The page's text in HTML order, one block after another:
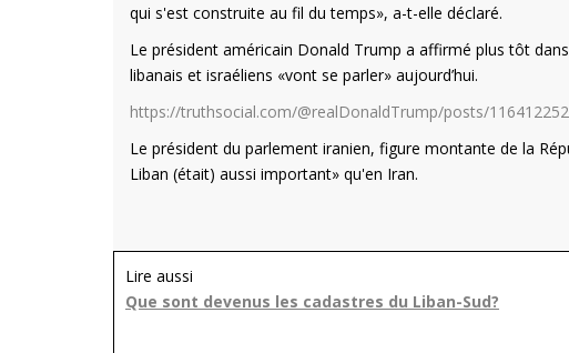
qui s'est construite au fil du temps», a-t-elle déclaré.
Le président américain Donald Trump a affirmé plus tôt
libanais et israéliens «vont se parler» aujourd’hui.
https://truthsocial.com/@realDonaldTrump/posts/
Le président du parlement iranien, figure montante de la
Liban (était) aussi important» qu'en Iran.
Lire aussi
Que sont devenus les cadastres du Liban-Sud?